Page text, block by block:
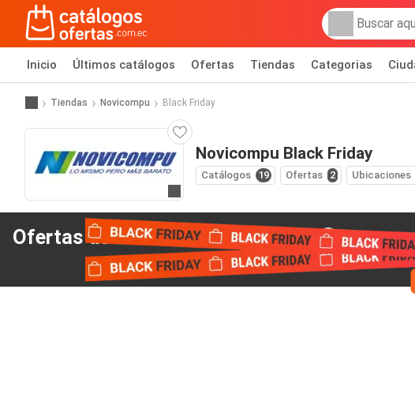
Inicio Últimos catálogos Ofertas Tiendas Categorias
Tiendas Novicompu Black Friday
Novicompu Black Friday
Catálogos 19 Ofertas 2 Ubicaciones
Ofertas del Black Fridayde Novicompu